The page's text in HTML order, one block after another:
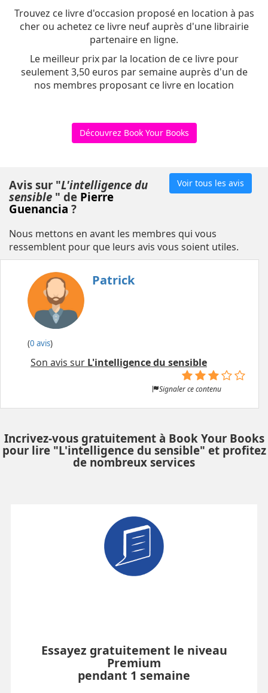
Trouvez ce livre d'occasion proposé en location à pas
cher ou achetez ce livre neuf auprès d'une librairie
partenaire en ligne.
Le meilleur prix par la location de ce livre pour
seulement 3,50 euros par semaine auprès d'un de
nos membres proposant ce livre en location
Découvrez Book Your Books
Voir tous les avis
Avis sur "L'intelligence du
sensible " de Pierre
Guenancia ?
Nous mettons en avant les membres qui vous
ressemblent pour que leurs avis vous soient utiles.
Patrick
(0 avis)
Son avis sur L'intelligence du sensible
Signaler ce contenu
Incrivez-vous gratuitement à Book Your Books
pour lire "L'intelligence du sensible" et profitez
de nombreux services
Essayez gratuitement le niveau
Premium
pendant 1 semaine